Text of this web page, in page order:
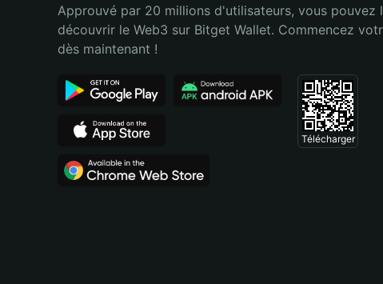
Português (Brasil)
Español (Argentina)
Approuvé par 20 millions d'utilisateurs, vous pouvez
découvrir le Web3 sur Bitget Wallet. Commencez
dès maintenant !
Télécharger